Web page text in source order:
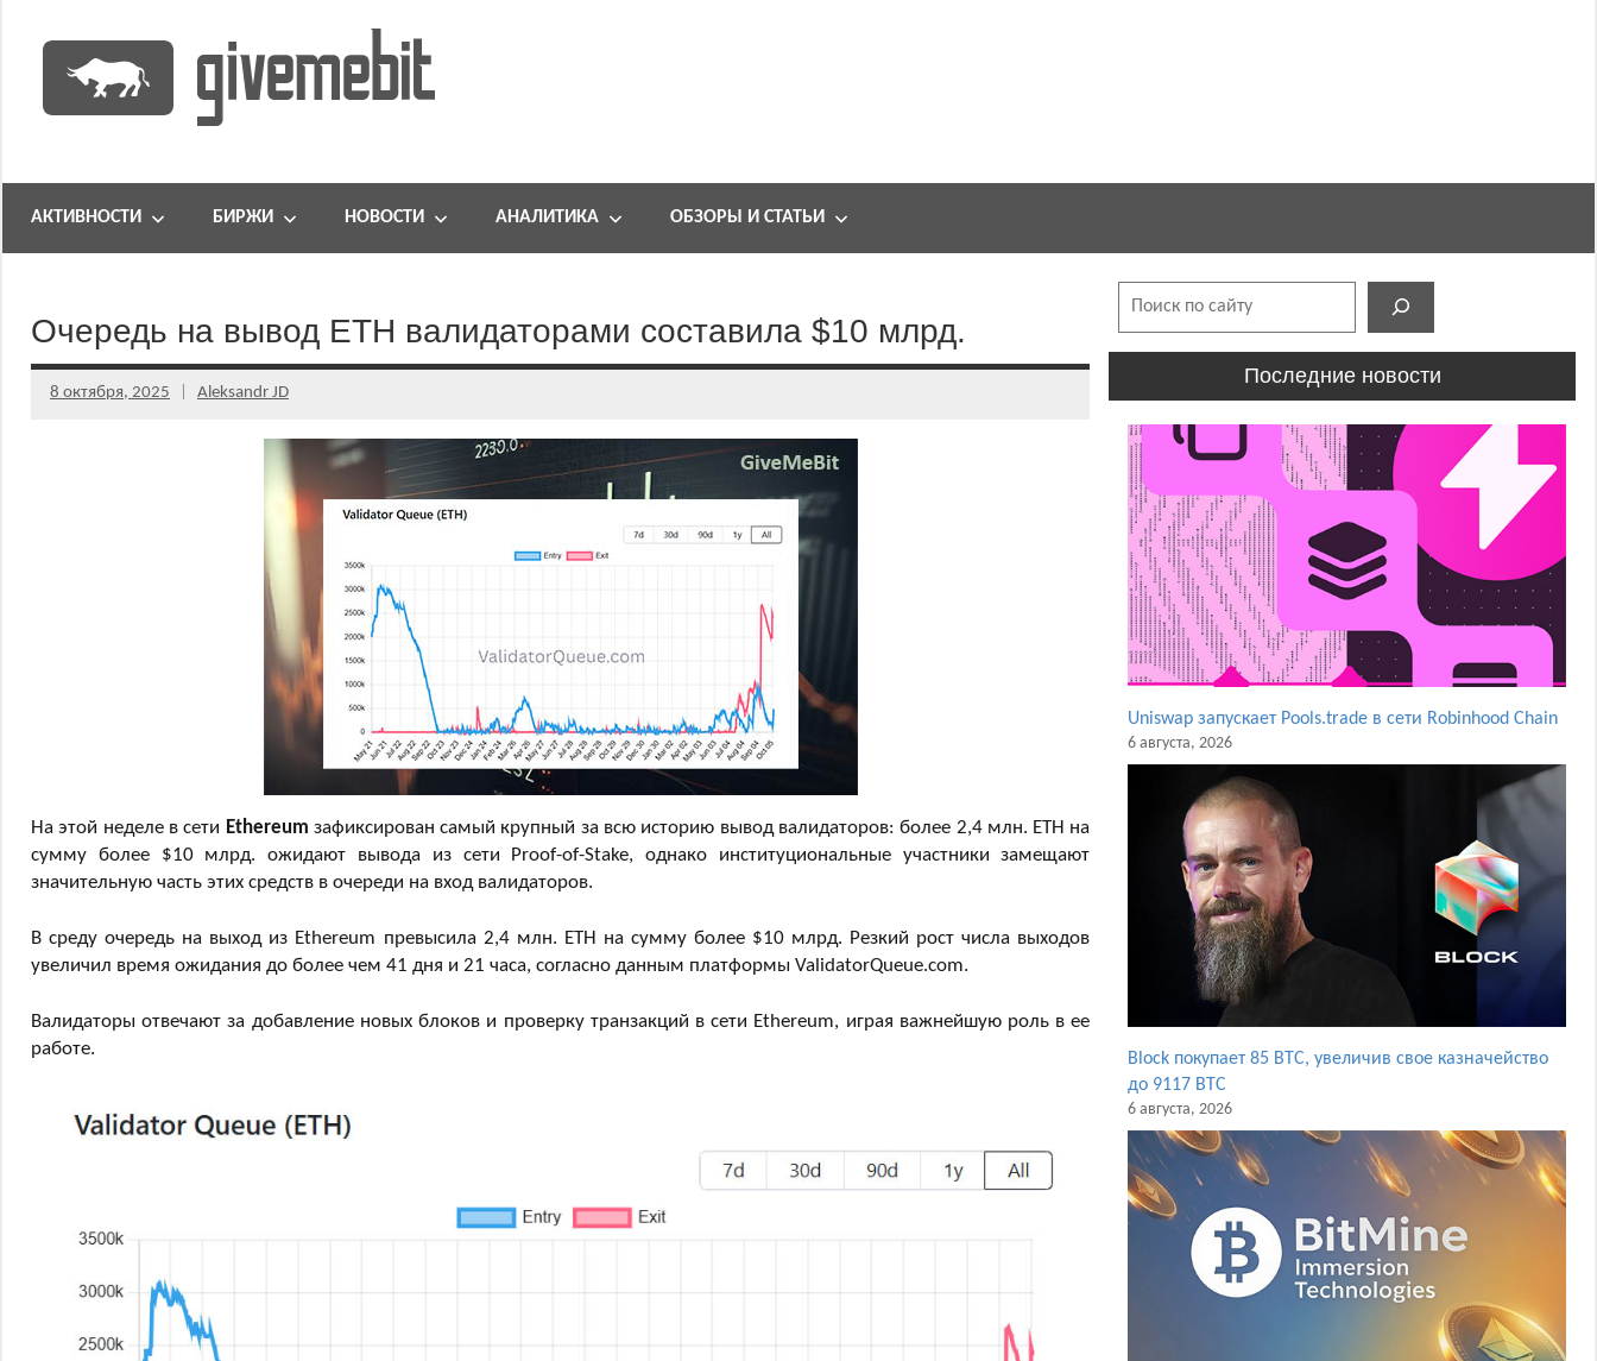
содержимому
GiveMeBit.com
портал
АКТИВНОСТИ БИРЖИ НОВОСТИ АНАЛИТИКА ОБЗОРЫ И СТАТЬИ
Очередь на вывод ETH валидаторами составила $10 млрд.
8 октября, 2025 Aleksandr JD
На этой неделе в сети Ethereum зафиксирован самый крупный за всю историю вывод валидаторов: более 2,4 млн. ETH на
сумму более $10 млрд. ожидают вывода из сети Proof-of-Stake, однако институциональные участники замещают
значительную часть этих средств в очереди на вход валидаторов.
В среду очередь на выход из Ethereum превысила 2,4 млн. ETH на сумму более $10 млрд. Резкий рост числа выходов
увеличил время ожидания до более чем 41 дня и 21 часа, согласно данным платформы ValidatorQueue.com.
Валидаторы отвечают за добавление новых блоков и проверку транзакций в сети Ethereum, играя важнейшую роль в ее
работе.
Последние новости
Uniswap запускает Pools.trade в сети Robinhood Chain
6 августа, 2026
Block покупает 85 BTC, увеличив свое казначейство
до 9117 BTC
6 августа, 2026